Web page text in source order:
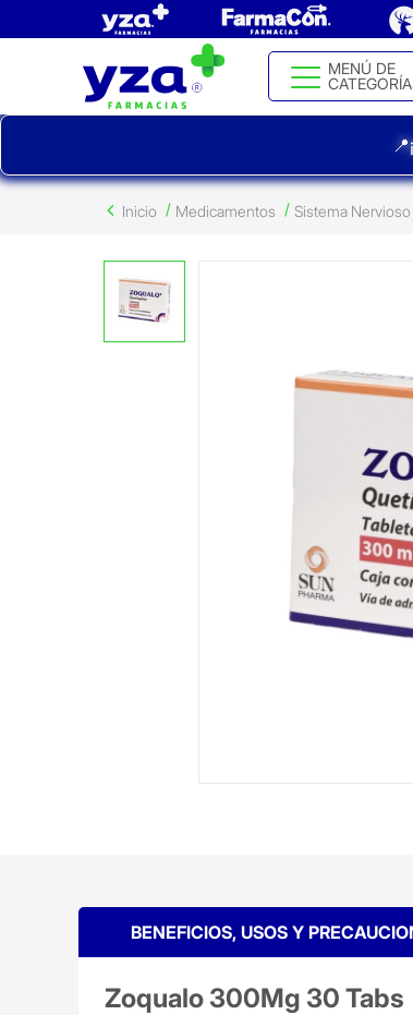
MENÚ DE
Inicio Medicamentos Sistema Nervioso
BENEFICIOS, USOS Y
Zoqualo 300Mg 30 Tabs